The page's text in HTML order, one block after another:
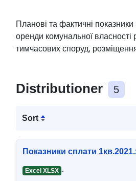
засобів
Планові та фактичні
оренди комунальної власності
тимчасових споруд,
Distributioner 5
Sort
Показники сплати
Excel XLSX -